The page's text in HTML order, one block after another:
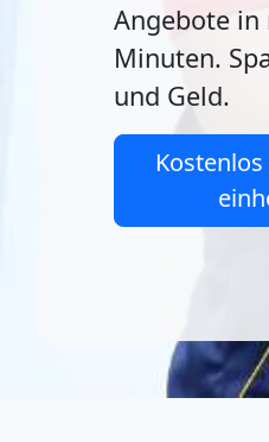
Angebote in
Minuten.
und Geld.